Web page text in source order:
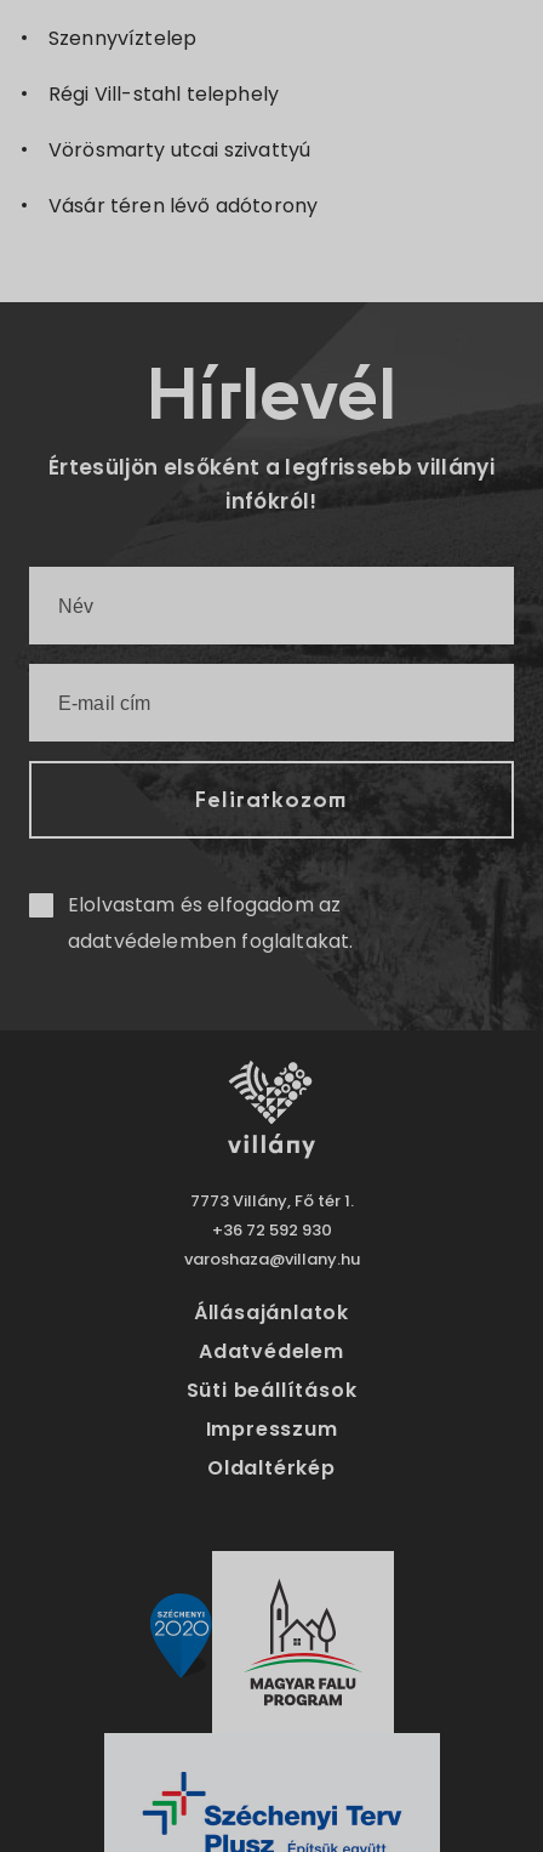
Szennyvíztelep
Régi Vill-stahl telephely
Vörösmarty utcai szivattyú
Vásár téren lévő adótorony
Hírlevél
Értesüljön elsőként a legfrissebb villányi
infókról!
Elolvastam és elfogadom az
adatvédelemben foglaltakat.
7773 Villány, Fő tér 1.
+36 72 592 930
varoshaza@villany.hu
Állásajánlatok
Adatvédelem
Süti beállítások
Impresszum
Oldaltérkép